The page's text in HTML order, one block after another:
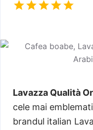
Lavazza Qualità
cele mai
brandul italian